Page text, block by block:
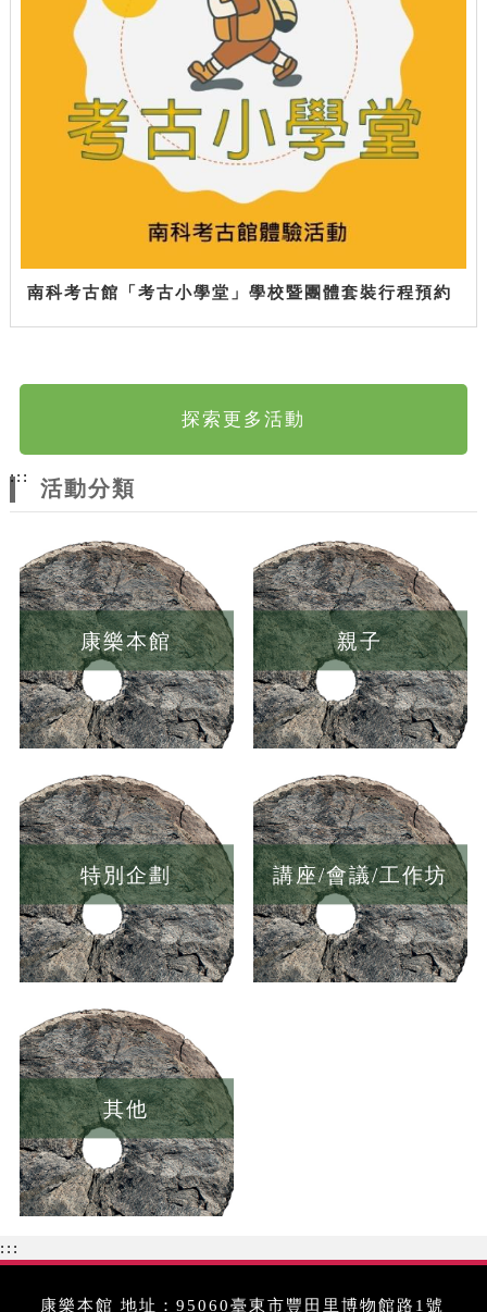
南科考古館「考古小學堂」學校暨團體套裝行程預約
探索更多活動
:::
活動分類
康樂本館 親子
特別企劃 講座/會議/工作坊
其他
:::
康樂本館 地址：95060臺東市豐田里博物館路1號